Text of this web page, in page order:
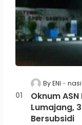
By ENI
Oknum
Lumajang,
Bersubsidi